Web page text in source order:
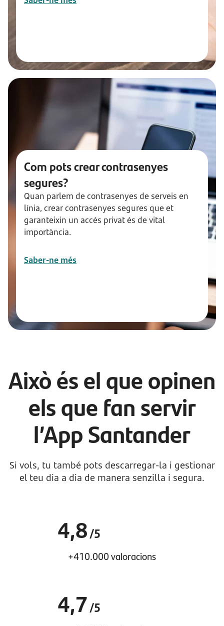
Com pots crear contrasenyes
segures?
Quan parlem de contrasenyes de serveis en
línia, crear contrasenyes segures que et
garanteixin un accés privat és de vital
importància.
Saber-ne més
Això és el que opinen
els que fan servir
l’App Santander
Si vols, tu també pots descarregar-la i gestionar
el teu dia a dia de manera senzilla i segura.
4,8/5
+410.000 valoracions
4,7/5